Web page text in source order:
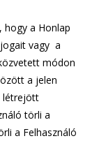
hogy a Honlap
vagy a
módon
a jelen
létrejött
törli a
a Felhasználó